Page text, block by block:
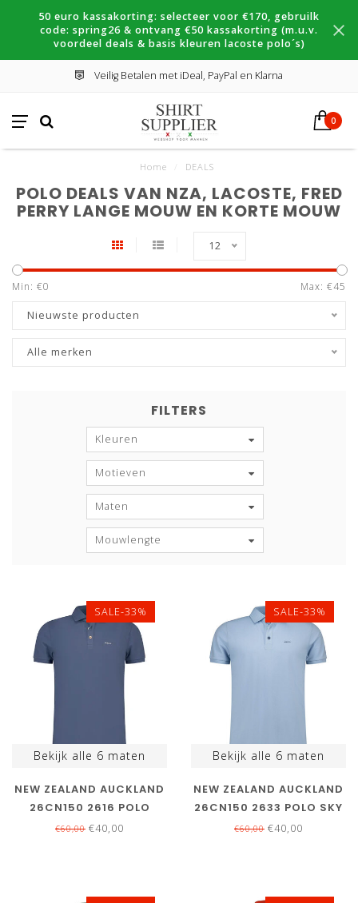
50 euro kassakorting: selecteer voor €170, gebruilk
code: spring26 & ontvang €50 kassakorting (m.u.v.
voordeel deals & basis kleuren lacoste polo´s)
Veilig Betalen met iDeal, PayPal en Klarna
0
Home DEALS
POLO DEALS VAN NZA, LACOSTE, FRED
PERRY LANGE MOUW EN KORTE MOUW
12
Min: €0 Max: €45
Nieuwste producten
Alle merken
FILTERS
Kleuren
Motieven
Maten
Mouwlengte
SALE-33%
Bekijk alle 6 maten
NEW ZEALAND AUCKLAND
26CN150 2616 POLO
NAVY BLUE DONKERBLAUW
€60,00 €40,00
SALE-33%
Bekijk alle 6 maten
NEW ZEALAND AUCKLAND
26CN150 2633 POLO SKY
BLUE LICHTBLAUW
€60,00 €40,00